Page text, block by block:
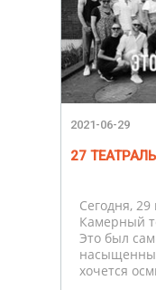
2021-06-29
27
Сегодня,
Камерный
Это был
хочется